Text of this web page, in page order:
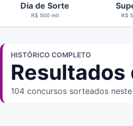
Dia de Sorte
R$ 500 mil R$
HISTÓRICO COMPLETO
Resultados
104 concursos sorteados